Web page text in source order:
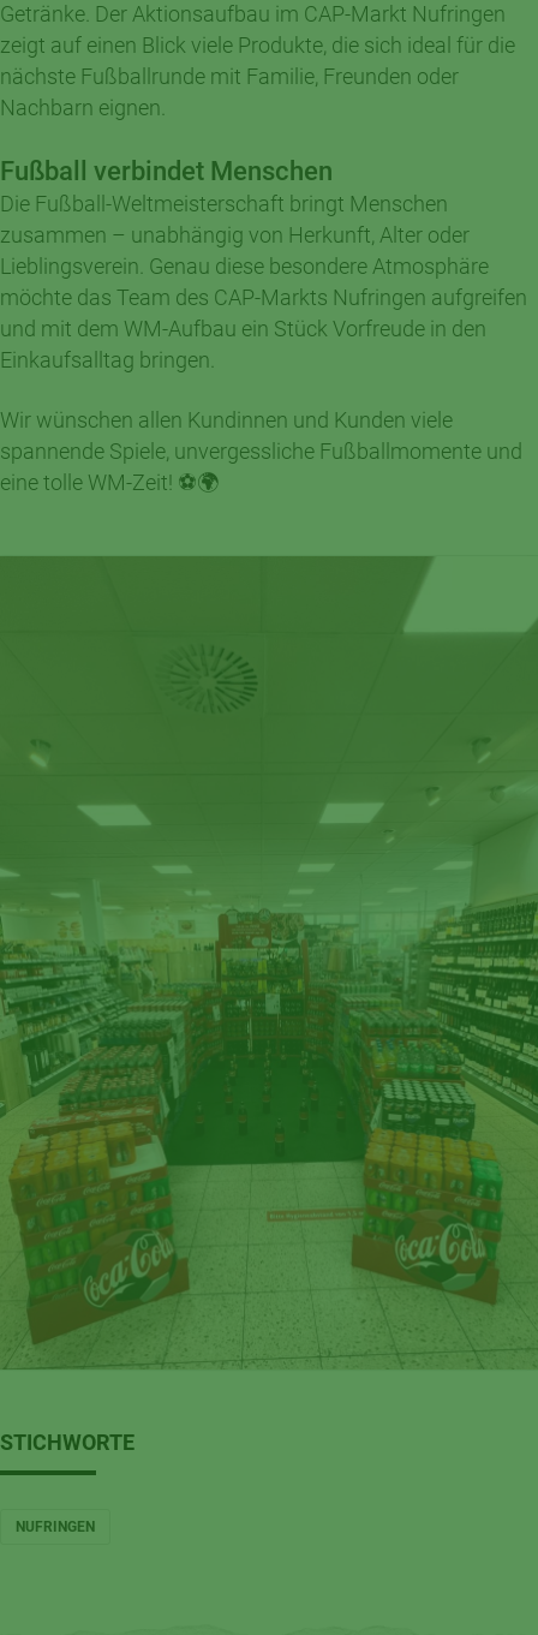
Getränke. Der Aktionsaufbau im CAP-Markt Nufringen
zeigt auf einen Blick viele Produkte, die sich ideal für die
nächste Fußballrunde mit Familie, Freunden oder
Nachbarn eignen.
Fußball verbindet Menschen
Die Fußball-Weltmeisterschaft bringt Menschen
zusammen – unabhängig von Herkunft, Alter oder
Lieblingsverein. Genau diese besondere Atmosphäre
möchte das Team des CAP-Markts Nufringen aufgreifen
und mit dem WM-Aufbau ein Stück Vorfreude in den
Einkaufsalltag bringen.
Wir wünschen allen Kundinnen und Kunden viele
spannende Spiele, unvergessliche Fußballmomente und
eine tolle WM-Zeit! ⚽🌍
STICHWORTE
NUFRINGEN